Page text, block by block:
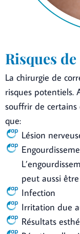
Risques
La chirurgie de
risques potentiels.
souffrir de certains
que:
Lésion
peut aussi
Infection
Irritation due
Résultats